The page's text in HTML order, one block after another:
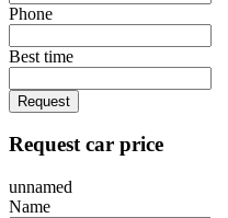
Phone
Best time
Request
Request car price
unnamed
Name